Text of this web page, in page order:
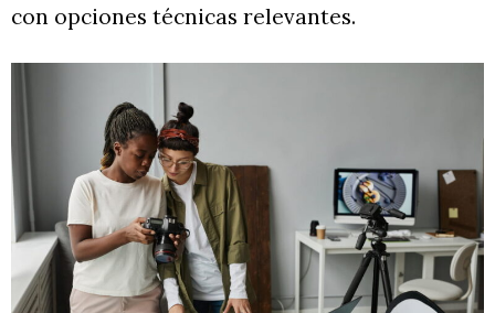
con opciones técnicas relevantes.